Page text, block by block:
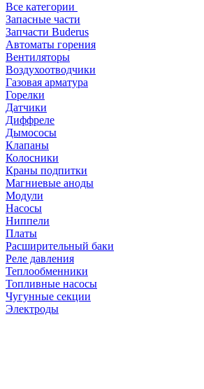
Все категории
Запасные части
Запчасти Buderus
Автоматы горения
Вентиляторы
Воздухоотводчики
Газовая арматура
Горелки
Датчики
Диффреле
Дымососы
Клапаны
Колосники
Краны подпитки
Магниевые аноды
Модули
Насосы
Ниппели
Платы
Расширительный баки
Реле давления
Теплообменники
Топливные насосы
Чугунные секции
Электроды